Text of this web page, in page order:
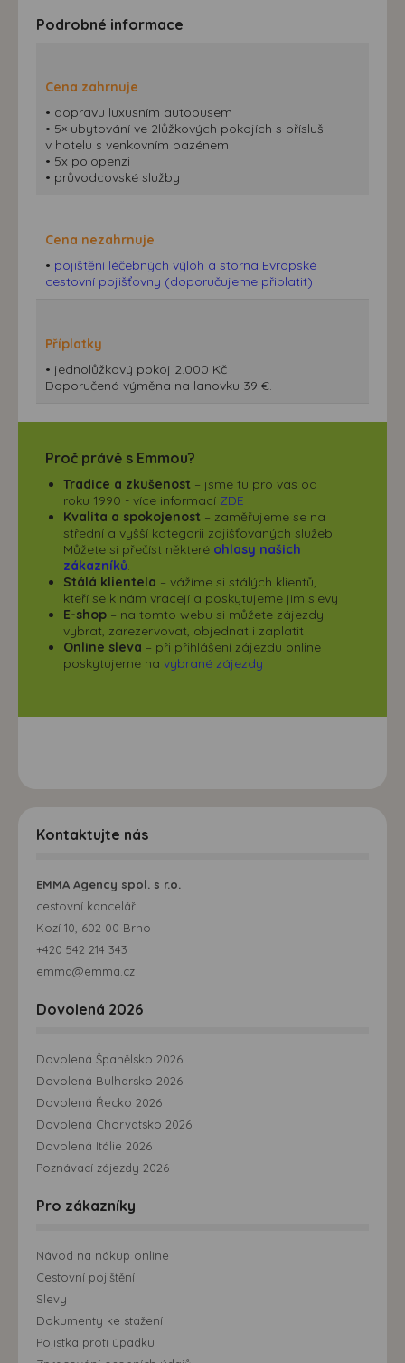
Podrobné informace
Cena zahrnuje
• dopravu luxusním autobusem
• 5× ubytování ve 2lůžkových pokojích s přísluš.
v hotelu s venkovním bazénem
• 5x polopenzi
• průvodcovské služby
Cena nezahrnuje
• pojištění léčebných výloh a storna Evropské
cestovní pojišťovny (doporučujeme připlatit)
Příplatky
• jednolůžkový pokoj 2.000 Kč
Doporučená výměna na lanovku 39 €.
Proč právě s Emmou?
Tradice a zkušenost – jsme tu pro vás od
roku 1990 - více informací ZDE
Kvalita a spokojenost – zaměřujeme se na
střední a vyšší kategorii zajišťovaných služeb.
Můžete si přečíst některé ohlasy našich
zákazníků
Stálá klientela – vážíme si stálých klientů,
kteří se k nám vracejí a poskytujeme jim slevy
E-shop – na tomto webu si můžete zájezdy
vybrat, zarezervovat, objednat i zaplatit
Online sleva – při přihlášení zájezdu online
poskytujeme na vybrané zájezdy
Kontaktujte nás
EMMA Agency spol. s r.o.
cestovní kancelář
Kozí 10, 602 00 Brno
+420 542 214 343
emma@emma.cz
Dovolená 2026
Dovolená Španělsko 2026
Dovolená Bulharsko 2026
Dovolená Řecko 2026
Dovolená Chorvatsko 2026
Dovolená Itálie 2026
Poznávací zájezdy 2026
Pro zákazníky
Návod na nákup online
Cestovní pojištění
Slevy
Dokumenty ke stažení
Pojistka proti úpadku